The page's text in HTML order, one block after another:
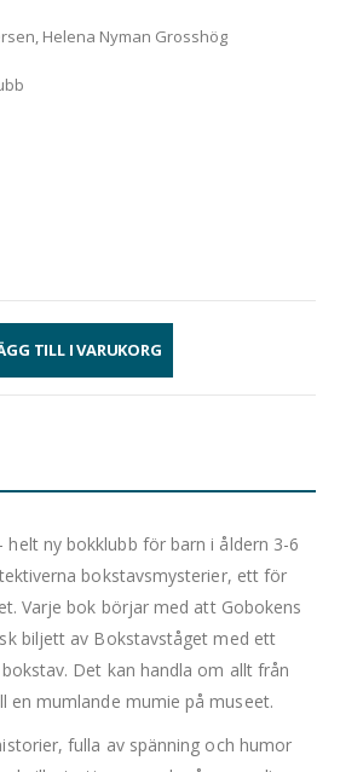
Helena Nyman Grosshög
TILL I VARUKORG
helt ny bokklubb för barn i åldern 3-6
bokstavsmysterier, ett för
Varje bok börjar med att Gobokens
biljett av Bokstavståget med ett
Det kan handla om allt från
en mumlande mumie på museet.
fulla av spänning och humor